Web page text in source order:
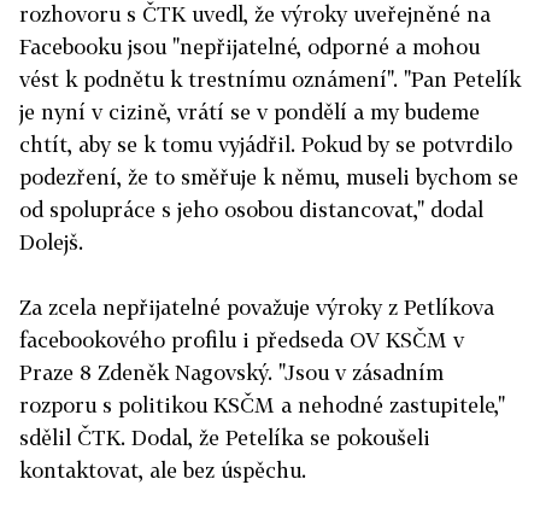
rozhovoru s ČTK uvedl, že výroky uveřejněné na
Facebooku jsou "nepřijatelné, odporné a mohou
vést k podnětu k trestnímu oznámení". "Pan Petelík
je nyní v cizině, vrátí se v pondělí a my budeme
chtít, aby se k tomu vyjádřil. Pokud by se potvrdilo
podezření, že to směřuje k němu, museli bychom se
od spolupráce s jeho osobou distancovat," dodal
Dolejš.
Za zcela nepřijatelné považuje výroky z Petlíkova
facebookového profilu i předseda OV KSČM v
Praze 8 Zdeněk Nagovský. "Jsou v zásadním
rozporu s politikou KSČM a nehodné zastupitele,"
sdělil ČTK. Dodal, že Petelíka se pokoušeli
kontaktovat, ale bez úspěchu.